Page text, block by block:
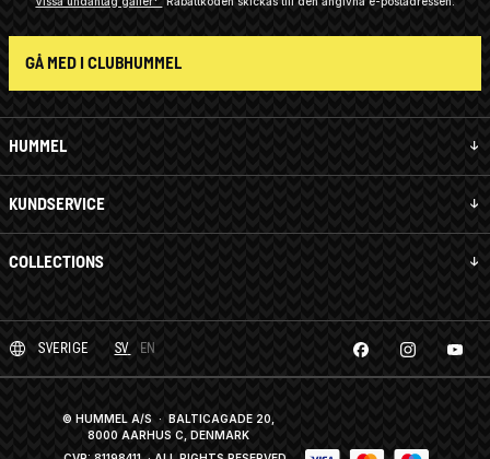
HUMMEL
KUNDSERVICE
COLLECTIONS
GÅ MED I CLUBHUMMEL
SVERIGE SV EN
© HUMMEL A/S · BALTICAGADE 20,
8000 AARHUS C, DENMARK